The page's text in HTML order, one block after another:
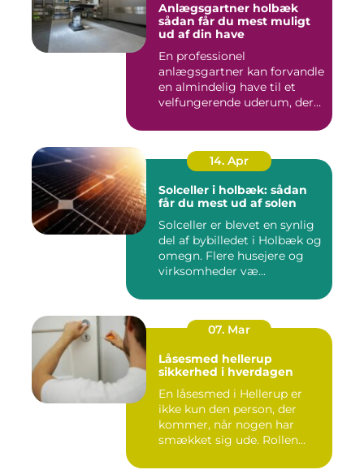
Anlægsgartner holbæk
sådan får du mest muligt
ud af din have
En professionel
anlægsgartner kan forvandle
en almindelig have til et
velfungerende uderum, der
14. Apr
Solceller i holbæk: sådan
får du mest ud af solen
Solceller er blevet en synlig
del af bybilledet i Holbæk og
omegn. Flere husejere og
virksomheder væ...
07. Mar
Låsesmed hellerup
sikkerhed i hverdagen
En låsesmed i Hellerup er
ikke kun den person, der
kommer, når nogen har
smækket sig ude. Rollen